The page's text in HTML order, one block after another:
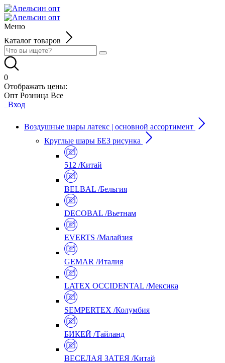
Меню
Каталог товаров
0
Отображать цены:
Опт Розница Все
Вход
Воздушные шары латекс | основной ассортимент
Круглые шары БЕЗ рисунка
512 /Китай
BELBAL /Бельгия
DECOBAL /Вьетнам
EVERTS /Малайзия
GEMAR /Италия
LATEX OCCIDENTAL /Мексика
SEMPERTEX /Колумбия
БИКЕЙ /Тайланд
ВЕСЕЛАЯ ЗАТЕЯ /Китай